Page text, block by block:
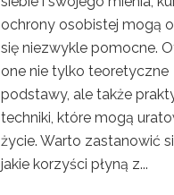
ochrony osobistej mogą
się niezwykle pomocne.
one nie tylko teoretyczne
podstawy, ale także
techniki, które mogą
życie. Warto zastanowić
jakie korzyści płyną z...